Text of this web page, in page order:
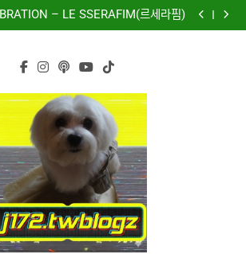
女時代(소녀시대)(Girls’ Generation)
– LE SSERAFIM(르세라핌)
Guide using OpenRouter Free
시만난세계)(Into The New World) –
女時代(소녀시대)(Girls’ Generation)
– LE SSERAFIM(르세라핌)
Models & Telegram Integration
虹 – 菅田将暉